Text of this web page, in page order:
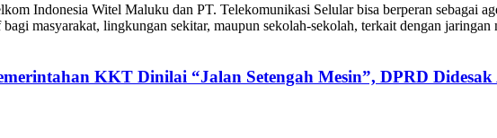
Indonesia Witel Maluku dan PT. Telekomunikasi Selular bisa berperan sebagai
masyarakat, lingkungan sekitar, maupun sekolah-sekolah, terkait dengan
KKT Dinilai “Jalan Setengah Mesin”, DPRD